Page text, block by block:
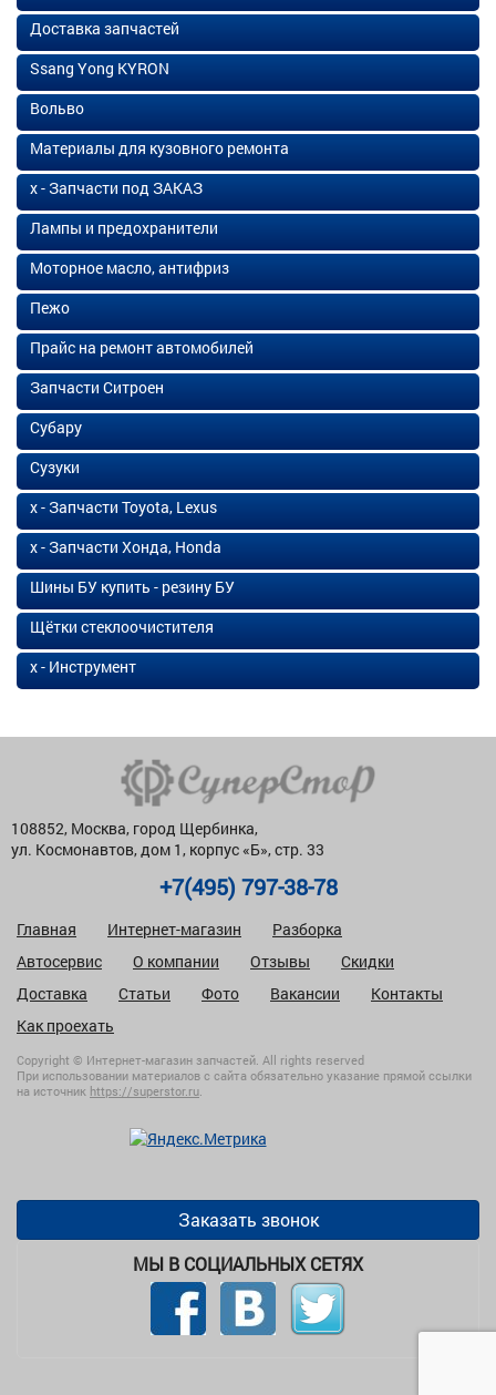
Доставка запчастей
Ssang Yong KYRON
Вольво
Материалы для кузовного ремонта
х - Запчасти под ЗАКАЗ
Лампы и предохранители
Моторное масло, антифриз
Пежо
Прайс на ремонт автомобилей
Запчасти Ситроен
Субару
Сузуки
х - Запчасти Toyota, Lexus
х - Запчасти Хонда, Honda
Шины БУ купить - резину БУ
Щётки стеклоочистителя
х - Инструмент
108852, Москва, город Щербинка,
ул. Космонавтов, дом 1, корпус «Б», стр. 33
+7(495) 797-38-78
Главная Интернет-магазин
Разборка
Автосервис
О компании Отзывы
Скидки
Доставка
Статьи Фото Вакансии
Контакты
Как проехать
Copyright © Интернет-магазин запчастей. All rights reserved
При использовании материалов с сайта обязательно указание прямой ссылки
на источник https://superstor.ru.
Заказать звонок
МЫ В СОЦИАЛЬНЫХ СЕТЯХ